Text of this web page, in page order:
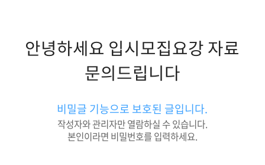
안녕하세요 입시모집요강 자료
문의드립니다
비밀글 기능으로 보호된 글입니다.
작성자와 관리자만 열람하실 수 있습니다.
본인이라면 비밀번호를 입력하세요.